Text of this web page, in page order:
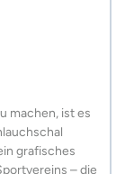
machen, ist es
grafisches
– die